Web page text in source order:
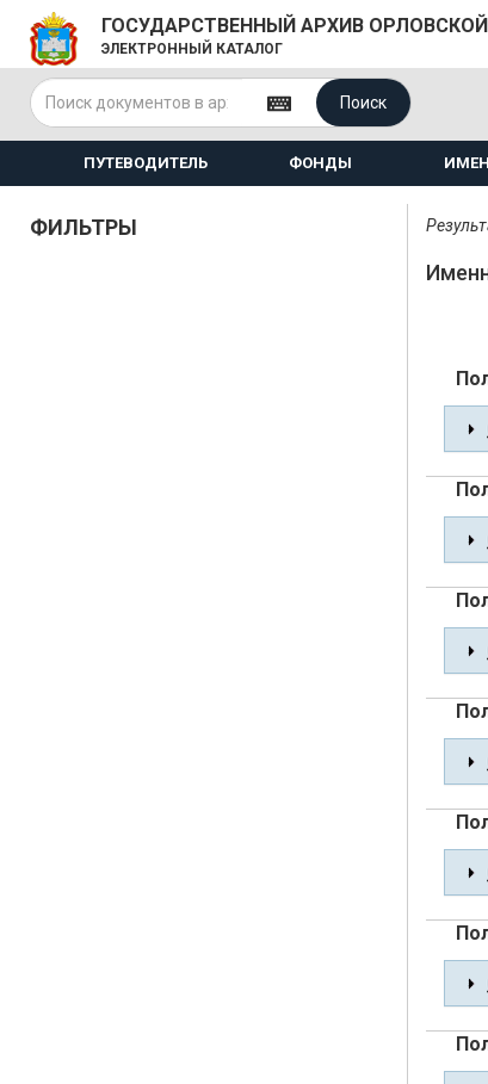
ГОСУДАРСТВЕННЫЙ АРХИВ
ЭЛЕКТРОННЫЙ КАТАЛОГ
Поиск
ПУТЕВОДИТЕЛЬ ФОНДЫ
ФИЛЬТРЫ